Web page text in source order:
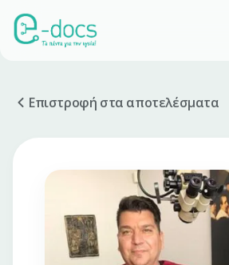
Επιστροφή στα αποτελέσματα